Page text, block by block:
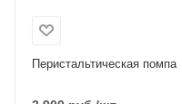
Перистальтическая помпа